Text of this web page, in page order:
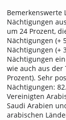
Bemerkenswerte
Nächtigungen
um 24 Prozent,
Nächtigungen (+
Nächtigungen (+
Nächtigungen
wie auch aus der
Prozent). Sehr
Nächtigungen:
Vereinigten
Saudi Arabien
arabischen